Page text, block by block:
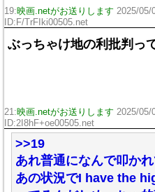
19:映画.netがお送りします 2025/05/
ID:F/TrFIki00505.net
ぶっちゃけ地の利批判っ
21:映画.netがお送りします 2025/05/
ID:2I8hF+oe00505.net
>>19
あれ普通になんで叩か
あの状況でI have the